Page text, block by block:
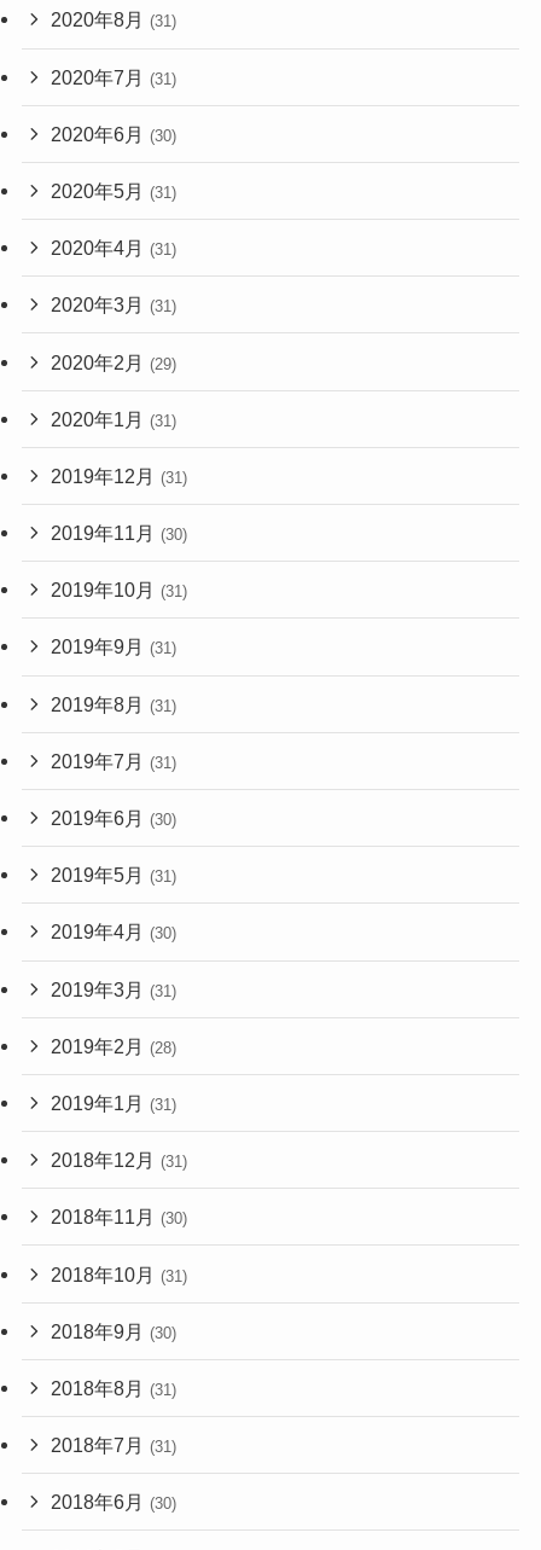
2020年8月 (31)
2020年7月 (31)
2020年6月 (30)
2020年5月 (31)
2020年4月 (31)
2020年3月 (31)
2020年2月 (29)
2020年1月 (31)
2019年12月 (31)
2019年11月 (30)
2019年10月 (31)
2019年9月 (31)
2019年8月 (31)
2019年7月 (31)
2019年6月 (30)
2019年5月 (31)
2019年4月 (30)
2019年3月 (31)
2019年2月 (28)
2019年1月 (31)
2018年12月 (31)
2018年11月 (30)
2018年10月 (31)
2018年9月 (30)
2018年8月 (31)
2018年7月 (31)
2018年6月 (30)